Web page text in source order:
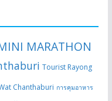
MARATHON
Tourist Rayong
Chanthaburi การคุมอาหาร